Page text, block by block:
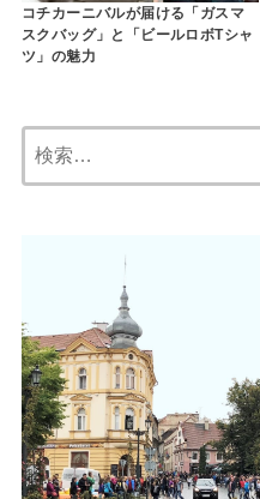
コチカーニバルが届ける「ガスマ
スクバッグ」と「ビールロボTシャ
ツ」の魅力